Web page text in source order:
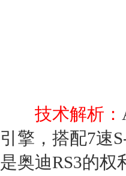
技术解析：
引擎，搭配7速
是奥迪RS3的权